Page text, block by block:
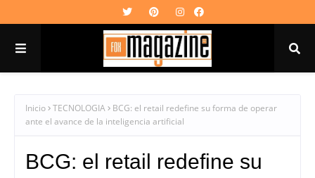
Inicio TECNOLOGIA
BCG: el retail redefine su forma de operar
ante el avance de la inteligencia artificial
BCG: el retail redefine su